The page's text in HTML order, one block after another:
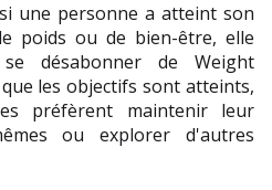
une personne a atteint son
poids ou de bien-être, elle
désabonner de Weight
les objectifs sont atteints,
préfèrent maintenir leur
ou explorer d'autres